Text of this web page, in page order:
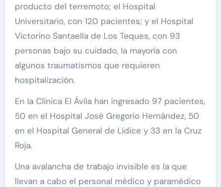
producto del terremoto; el Hospital
Universitario, con 120 pacientes; y el Hospital
Victorino Santaella de Los Teques, con 93
personas bajo su cuidado, la mayoría con
algunos traumatismos que requieren
hospitalización.
En la Clínica El Ávila han ingresado 97 pacientes,
50 en el Hospital José Gregorio Hernández, 50
en el Hospital General de Lídice y 33 en la Cruz
Roja.
Una avalancha de trabajo invisible es la que
llevan a cabo el personal médico y paramédico